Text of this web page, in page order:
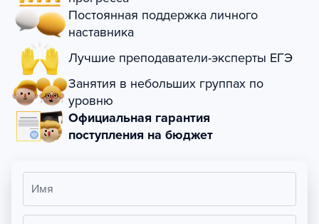
Постоянная поддержка личного
наставника
Лучшие преподаватели-эксперты ЕГЭ
Занятия в небольших группах по
уровню
Официальная гарантия
поступления на бюджет
Имя